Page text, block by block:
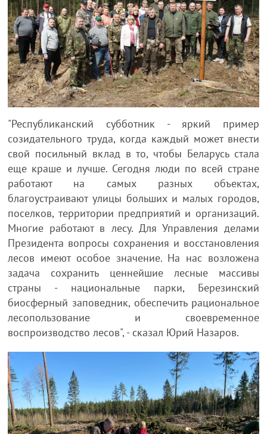
"Республиканский субботник - яркий пример
созидательного труда, когда каждый может внести
свой посильный вклад в то, чтобы Беларусь стала
еще краше и лучше. Сегодня люди по всей стране
работают на самых разных объектах,
благоустраивают улицы больших и малых городов,
поселков, территории предприятий и организаций.
Многие работают в лесу. Для Управления делами
Президента вопросы сохранения и восстановления
лесов имеют особое значение. На нас возложена
задача сохранить ценнейшие лесные массивы
страны - национальные парки, Березинский
биосферный заповедник, обеспечить рациональное
лесопользование и своевременное
воспроизводство лесов", - сказал Юрий Назаров.